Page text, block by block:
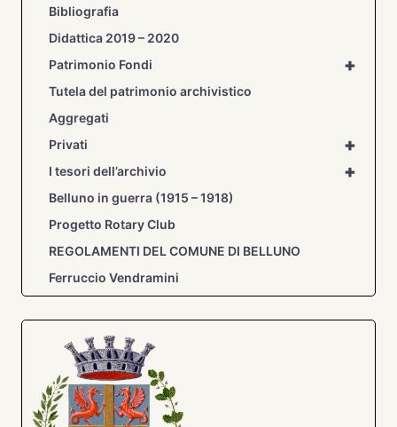
Bibliografia
Didattica 2019 – 2020
+
Patrimonio Fondi
Tutela del patrimonio archivistico
Aggregati
+
Privati
+
I tesori dell’archivio
Belluno in guerra (1915 – 1918)
Progetto Rotary Club
REGOLAMENTI DEL COMUNE DI BELLUNO
Ferruccio Vendramini